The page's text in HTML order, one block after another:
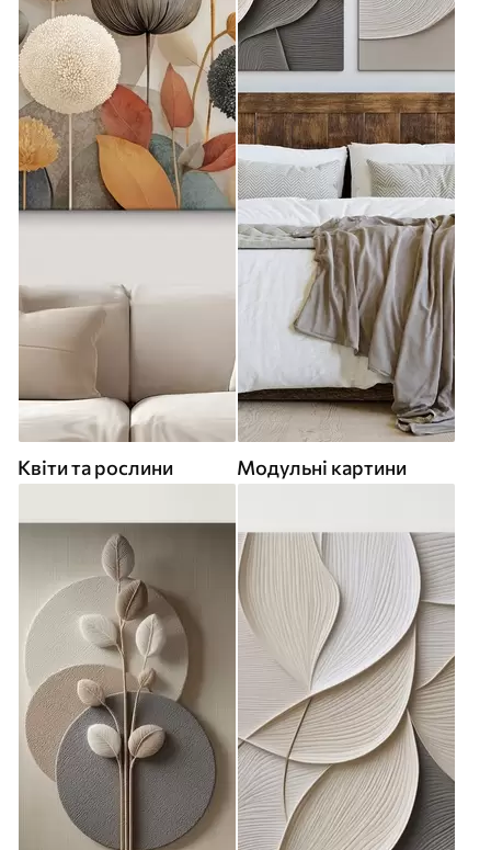
Квіти та рослини Модульні картини